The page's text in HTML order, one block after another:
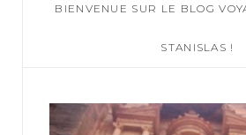
h
:
BIENVENUE SUR LE BLOG
STANISLAS !